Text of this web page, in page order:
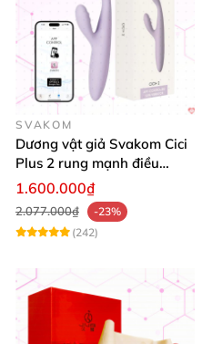
SVAKOM
Dương vật giả Svakom Cici
Plus 2 rung mạnh điều
khiển App an toàn
1.600.000₫
2.077.000₫
-23%
(242)